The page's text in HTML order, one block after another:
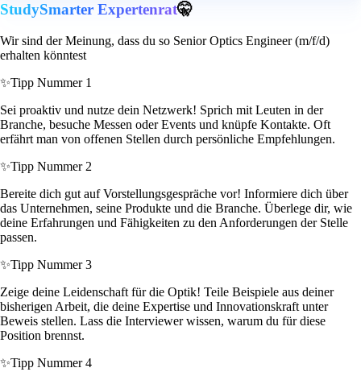
StudySmarter Expertenrat🤫
Wir sind der Meinung, dass du so Senior Optics Engineer (m/f/d)
erhalten könntest
✨Tipp Nummer 1
Sei proaktiv und nutze dein Netzwerk! Sprich mit Leuten in der
Branche, besuche Messen oder Events und knüpfe Kontakte. Oft
erfährt man von offenen Stellen durch persönliche Empfehlungen.
✨Tipp Nummer 2
Bereite dich gut auf Vorstellungsgespräche vor! Informiere dich über
das Unternehmen, seine Produkte und die Branche. Überlege dir, wie
deine Erfahrungen und Fähigkeiten zu den Anforderungen der Stelle
passen.
✨Tipp Nummer 3
Zeige deine Leidenschaft für die Optik! Teile Beispiele aus deiner
bisherigen Arbeit, die deine Expertise und Innovationskraft unter
Beweis stellen. Lass die Interviewer wissen, warum du für diese
Position brennst.
✨Tipp Nummer 4